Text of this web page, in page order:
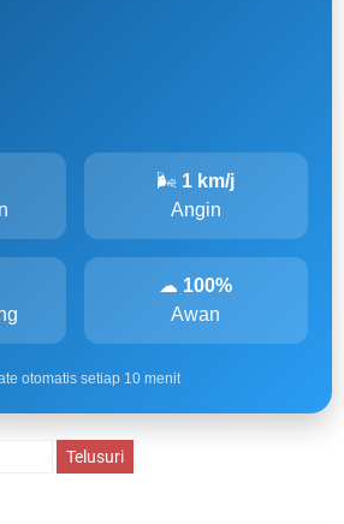
🌬 1 km/j
Angin
☁ 100%
Awan
otomatis setiap 10 menit